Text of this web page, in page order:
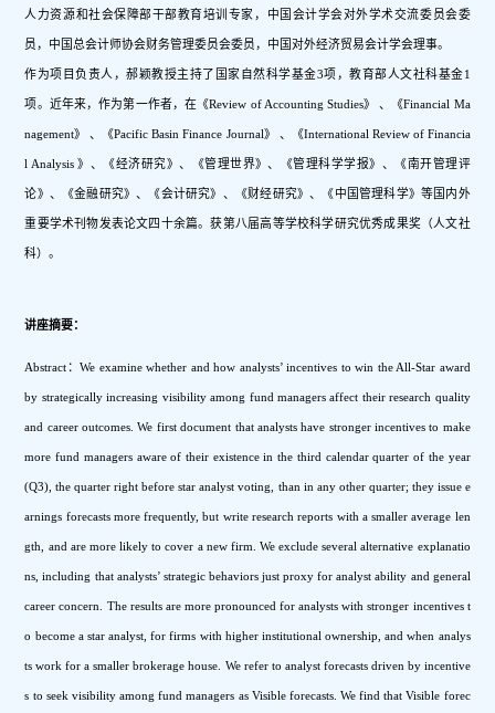
人力资源和社会保障部干部教育培训专家，中国会计学会对外学术交流委员会委
员，中国总会计师协会财务管理委员会委员，中国对外经济贸易会计学会理事。
作为项目负责人，郝颖教授主持了国家自然科学基金3项，教育部人文社科基金1
项。近年来，作为第一作者，在《Review of Accounting Studies》 、《Financial Ma
nagement》 、《Pacific Basin Finance Journal》 、《International Review of Financia
l Analysis 》、《经济研究》、《管理世界》、《管理科学学报》、《南开管理评
论》、《金融研究》、《会计研究》、《财经研究》、《中国管理科学》等国内外
重要学术刊物发表论文四十余篇。获第八届高等学校科学研究优秀成果奖（人文社
科）。
讲座摘要：
Abstract ：We examine whether and how analysts’ incentives to win the All-Star award
by strategically increasing visibility among fund managers affect their research quality
and career outcomes. We first document that analysts have stronger incentives to make
more fund managers aware of their existence in the third calendar quarter of the year
(Q3), the quarter right before star analyst voting, than in any other quarter; they issue e
arnings forecasts more frequently, but write research reports with a smaller average len
gth, and are more likely to cover a new firm. We exclude several alternative explanatio
ns, including that analysts’ strategic behaviors just proxy for analyst ability and general
career concern. The results are more pronounced for analysts with stronger incentives t
o become a star analyst, for firms with higher institutional ownership, and when analys
ts work for a smaller brokerage house. We refer to analyst forecasts driven by incentive
s to seek visibility among fund managers as Visible forecasts. We find that Visible forec